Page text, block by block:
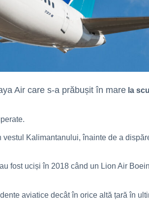
Air care s-a prăbușit în mare la
Kalimantanului, înainte de a
fost uciși în 2018 când un Lion Air
aviatice decât în ​​orice altă țară în